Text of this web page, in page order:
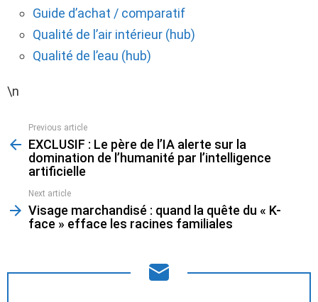
Guide d’achat / comparatif
Qualité de l’air intérieur (hub)
Qualité de l’eau (hub)
\n
more
Previous article
EXCLUSIF : Le père de l’IA alerte sur la
domination de l’humanité par l’intelligence
artificielle
Next article
Visage marchandisé : quand la quête du « K-
face » efface les racines familiales